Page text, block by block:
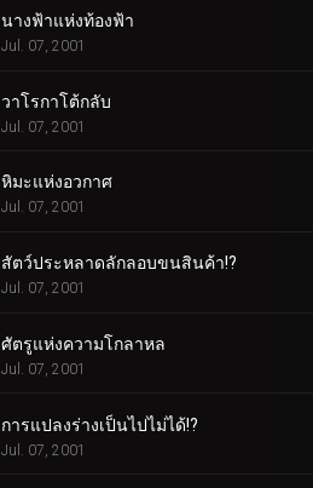
นางฟ้าแห่งท้องฟ้า
Jul. 07, 2001
วาโรกาโต้กลับ
Jul. 07, 2001
หิมะแห่งอวกาศ
Jul. 07, 2001
สัตว์ประหลาดลักลอบขนสินค้า!?
Jul. 07, 2001
ศัตรูแห่งความโกลาหล
Jul. 07, 2001
การแปลงร่างเป็นไปไม่ได้!?
Jul. 07, 2001